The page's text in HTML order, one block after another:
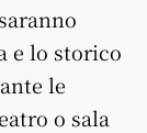
e lo storico
le
o sala